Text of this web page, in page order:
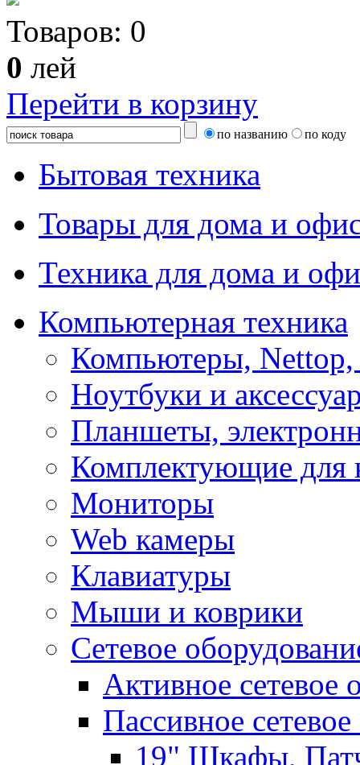
Товаров: 0
0 лей
Перейти в корзину
по названию по коду
Бытовая техника
Товары для дома и
Техника для дома и
Компьютерная техника
Компьютеры,
Ноутбуки и
Планшеты,
Комплектующие для
Мониторы
Web камеры
Клавиатуры
Мыши и коврики
Сетевое
Активное сетевое
Пассивное
19" Шкафы,